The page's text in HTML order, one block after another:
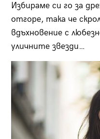
Избираме си го за
отгоре, така че
вдъхновение с
уличните звезди…